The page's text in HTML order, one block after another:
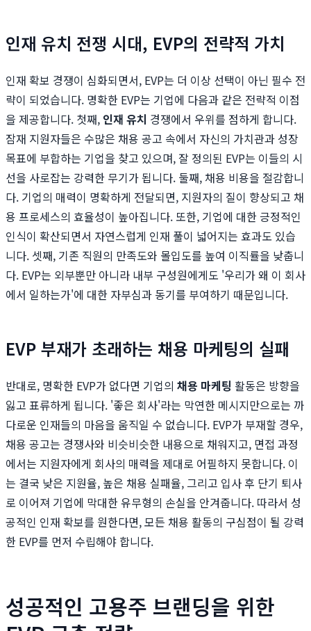
인재 유치 전쟁 시대, EVP의 전략적 가치
인재 확보 경쟁이 심화되면서, EVP는 더 이상 선택이 아닌 필수 전
략이 되었습니다. 명확한 EVP는 기업에 다음과 같은 전략적 이점
을 제공합니다. 첫째, 인재 유치 경쟁에서 우위를 점하게 합니다.
잠재 지원자들은 수많은 채용 공고 속에서 자신의 가치관과 성장
목표에 부합하는 기업을 찾고 있으며, 잘 정의된 EVP는 이들의 시
선을 사로잡는 강력한 무기가 됩니다. 둘째, 채용 비용을 절감합니
다. 기업의 매력이 명확하게 전달되면, 지원자의 질이 향상되고 채
용 프로세스의 효율성이 높아집니다. 또한, 기업에 대한 긍정적인
인식이 확산되면서 자연스럽게 인재 풀이 넓어지는 효과도 있습
니다. 셋째, 기존 직원의 만족도와 몰입도를 높여 이직률을 낮춥니
다. EVP는 외부뿐만 아니라 내부 구성원에게도 '우리가 왜 이 회사
에서 일하는가'에 대한 자부심과 동기를 부여하기 때문입니다.
EVP 부재가 초래하는 채용 마케팅의 실패
반대로, 명확한 EVP가 없다면 기업의 채용 마케팅 활동은 방향을
잃고 표류하게 됩니다. '좋은 회사'라는 막연한 메시지만으로는 까
다로운 인재들의 마음을 움직일 수 없습니다. EVP가 부재할 경우,
채용 공고는 경쟁사와 비슷비슷한 내용으로 채워지고, 면접 과정
에서는 지원자에게 회사의 매력을 제대로 어필하지 못합니다. 이
는 결국 낮은 지원율, 높은 채용 실패율, 그리고 입사 후 단기 퇴사
로 이어져 기업에 막대한 유무형의 손실을 안겨줍니다. 따라서 성
공적인 인재 확보를 원한다면, 모든 채용 활동의 구심점이 될 강력
한 EVP를 먼저 수립해야 합니다.
성공적인 고용주 브랜딩을 위한